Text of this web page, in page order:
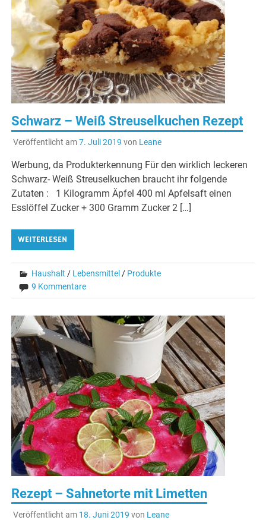
Schwarz – Weiß Streuselkuchen Rezept
Veröffentlicht am7. Juli 2019 von Leane
Werbung, da Produkterkennung Für den wirklich leckeren
Schwarz- Weiß Streuselkuchen braucht ihr folgende
Zutaten : 1 Kilogramm Äpfel 400 ml Apfelsaft einen
Esslöffel Zucker + 300 Gramm Zucker 2 […]
WEITERLESEN
Haushalt / Lebensmittel / Produkte
9 Kommentare
Rezept – Sahnetorte mit Limetten
Veröffentlicht am 18. Juni 2019 von Leane